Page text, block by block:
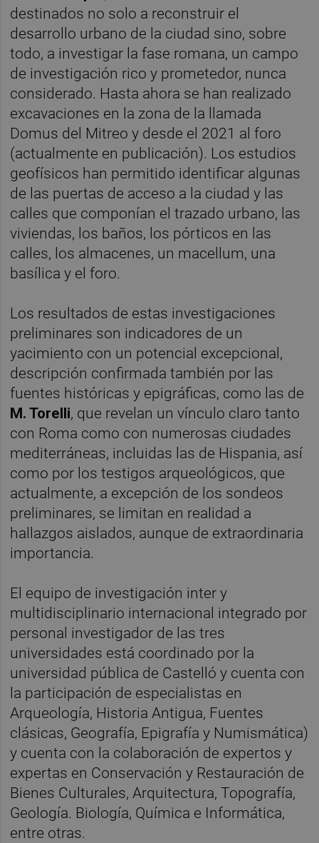
destinados no solo a reconstruir el
desarrollo urbano de la ciudad sino, sobre
todo, a investigar la fase romana, un campo
de investigación rico y prometedor, nunca
considerado. Hasta ahora se han realizado
excavaciones en la zona de la llamada
Domus del Mitreo y desde el 2021 al foro
(actualmente en publicación). Los estudios
geofísicos han permitido identificar algunas
de las puertas de acceso a la ciudad y las
calles que componían el trazado urbano, las
viviendas, los baños, los pórticos en las
calles, los almacenes, un macellum, una
basílica y el foro.
Los resultados de estas investigaciones
preliminares son indicadores de un
yacimiento con un potencial excepcional,
descripción confirmada también por las
fuentes históricas y epigráficas, como las de
M. Torelli, que revelan un vínculo claro tanto
con Roma como con numerosas ciudades
mediterráneas, incluidas las de Hispania, así
como por los testigos arqueológicos, que
actualmente, a excepción de los sondeos
preliminares, se limitan en realidad a
hallazgos aislados, aunque de extraordinaria
importancia.
El equipo de investigación inter y
multidisciplinario internacional integrado por
personal investigador de las tres
universidades está coordinado por la
universidad pública de Castelló y cuenta con
la participación de especialistas en
Arqueología, Historia Antigua, Fuentes
clásicas, Geografía, Epigrafía y Numismática)
y cuenta con la colaboración de expertos y
expertas en Conservación y Restauración de
Bienes Culturales, Arquitectura, Topografía,
Geología. Biología, Química e Informática,
entre otras.